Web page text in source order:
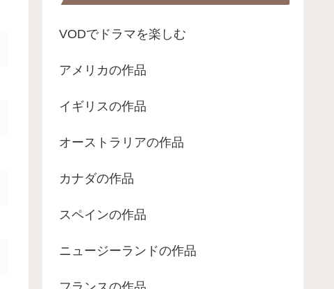
VODでドラマを楽しむ
アメリカの作品
イギリスの作品
オーストラリアの作品
カナダの作品
スペインの作品
ニュージーランドの作品